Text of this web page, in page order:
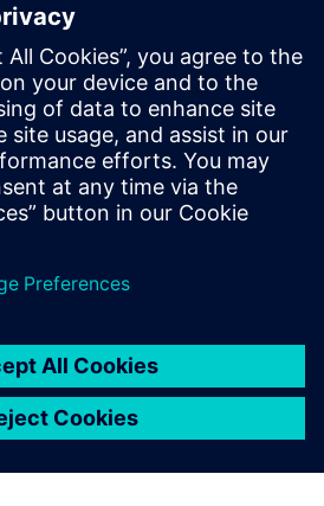
업계에서 10년 이상의 경험을 쌓
포트폴리오 개발 담당 임원으로,
에서 Siemens Xcelerator 제품군
Polarion 포트폴리오를 개발하는
고 있습니다. 본 웨비나에서는
통해 에너지 부문의 효율을 높
에 대한 인사이트를 제시합니다.